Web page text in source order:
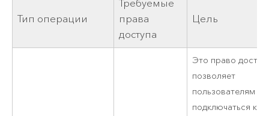
Тип операции
Требуемые
права
доступа
Цель
Это право
позволяет
пользователям
подключаться к